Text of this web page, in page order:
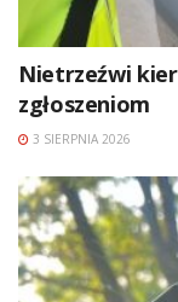
Nietrzeźwi
zgłoszeniom
3 SIERPNIA 2026